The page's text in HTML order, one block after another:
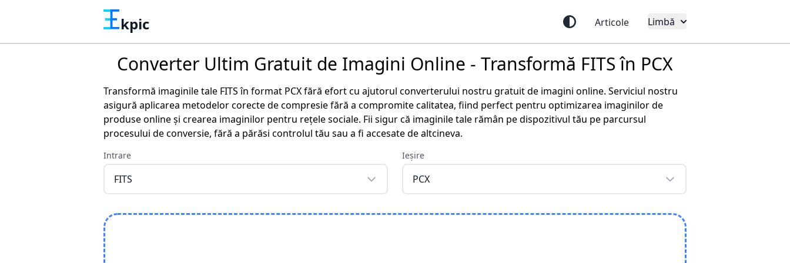
kpic Articole Limbă
Converter Ultim Gratuit de Imagini Online - Transformă FITS în PCX
Transformă imaginile tale FITS în format PCX fără efort cu ajutorul converterului nostru gratuit de imagini online. Serviciul nostru
asigură aplicarea metodelor corecte de compresie fără a compromite calitatea, fiind perfect pentru optimizarea imaginilor de
produse online și crearea imaginilor pentru rețele sociale. Fii sigur că imaginile tale rămân pe dispozitivul tău pe parcursul
procesului de conversie, fără a părăsi controlul tău sau a fi accesate de altcineva.
Intrare
FITS
Ieșire
PCX